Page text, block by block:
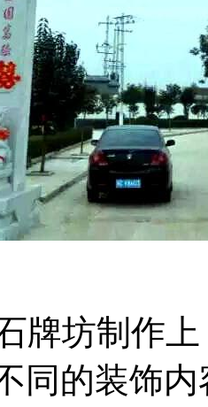
坊制作上
同的装饰